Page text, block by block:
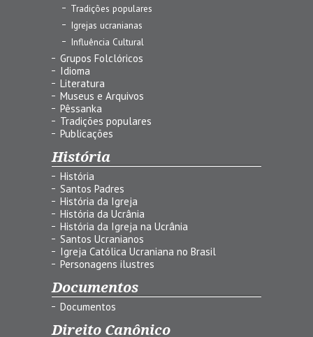
Tradições populares
Igrejas ucranianas
Influência Cultural
Grupos Folclóricos
Idioma
Literatura
Museus e Arquivos
Pêssanka
Tradições populares
Publicações
História
História
Santos Padres
História da Igreja
História da Ucrânia
História da Igreja na Ucrânia
Santos Ucranianos
Igreja Católica Ucraniana no Brasil
Personagens ilustres
Documentos
Documentos
Direito Canônico